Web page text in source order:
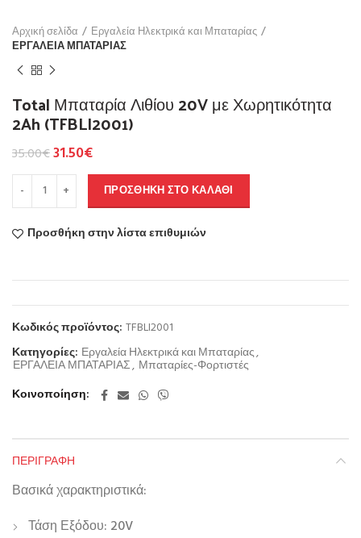
Αρχική σελίδα
Εργαλεία Ηλεκτρικά και Μπαταρίας
ΕΡΓΑΛΕΙΑ ΜΠΑΤΑΡΙΑΣ
Total Μπαταρία Λιθίου 20V με Χωρητικότητα
2Ah (TFBLI2001)
35.00€31.50€
ΠΡΟΣΘΉΚΗ ΣΤΟ ΚΑΛΆΘΙ
Προσθήκη στην λίστα επιθυμιών
Κωδικός προϊόντος: TFBLI2001
Κατηγορίες: Εργαλεία Ηλεκτρικά και Μπαταρίας,
ΕΡΓΑΛΕΙΑ ΜΠΑΤΑΡΙΑΣ, Μπαταρίες-Φορτιστές
Κοινοποίηση
ΠΕΡΙΓΡΑΦΉ
Βασικά χαρακτηριστικά:
Τάση Εξόδου: 20V